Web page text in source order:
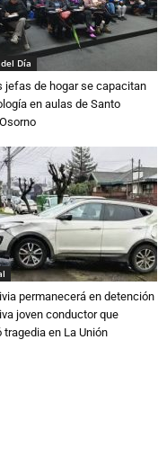
Día
jefas de hogar se capacitan
en aulas de Santo
permanecerá en detención
joven conductor que
tragedia en La Unión